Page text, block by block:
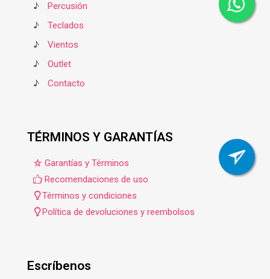
♪
Percusión
♪
Teclados
♪
Vientos
♪
Outlet
♪
Contacto
TÉRMINOS Y GARANTÍAS
Garantías y Términos
Recomendaciones de uso
Términos y condiciones
Política de devoluciones y reembolsos
Escríbenos